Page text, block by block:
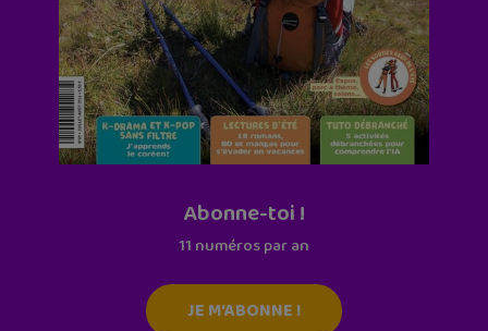
Abonne-toi !
11 numéros par an
JE M'ABONNE !